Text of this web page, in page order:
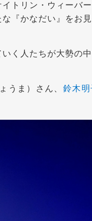
トリン・ウィーバ
『かなだい』をお
く人たちが大勢の
うま）さん、 鈴木明